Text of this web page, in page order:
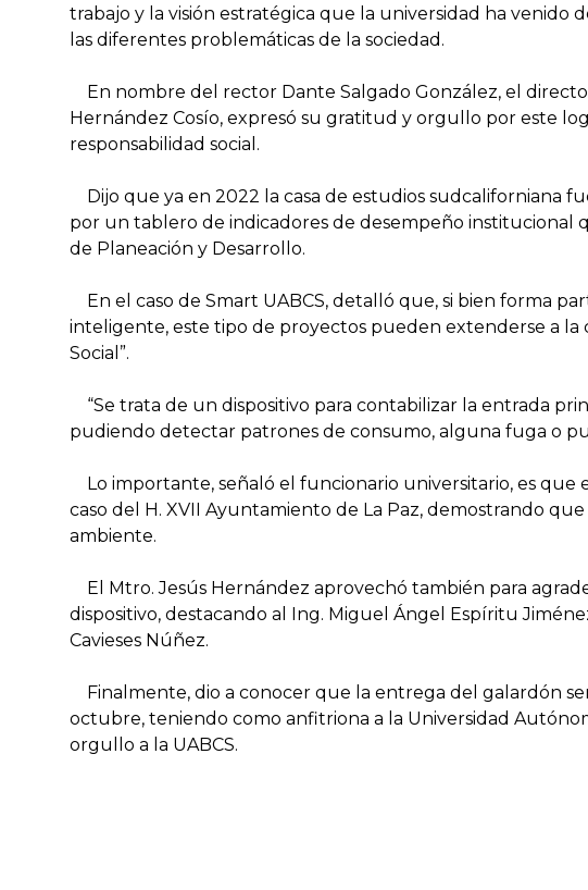
trabajo y la visión estratégica que la universidad ha
las diferentes problemáticas de la sociedad.
En nombre del rector Dante Salgado González, el
Hernández Cosío, expresó su gratitud y orgullo por este
responsabilidad social.
Dijo que ya en 2022 la casa de estudios sudcaliforniana
por un tablero de indicadores de desempeño
de Planeación y Desarrollo.
En el caso de Smart UABCS, detalló que, si bien forma
inteligente, este tipo de proyectos pueden extenderse a la
Social”.
“Se trata de un dispositivo para contabilizar la entrada
pudiendo detectar patrones de consumo, alguna fuga o
Lo importante, señaló el funcionario universitario, es que
caso del H. XVII Ayuntamiento de La Paz, demostrando
ambiente.
El Mtro. Jesús Hernández aprovechó también para
dispositivo, destacando al Ing. Miguel Ángel Espíritu
Cavieses Núñez.
Finalmente, dio a conocer que la entrega del galardón
octubre, teniendo como anfitriona a la Universidad
orgullo a la UABCS.